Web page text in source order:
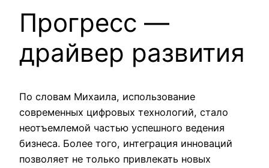
Прогресс —
драйвер развития
По словам Михаила, использование
современных цифровых технологий, стало
неотъемлемой частью успешного ведения
бизнеса. Более того, интеграция инноваций
позволяет не только привлекать новых